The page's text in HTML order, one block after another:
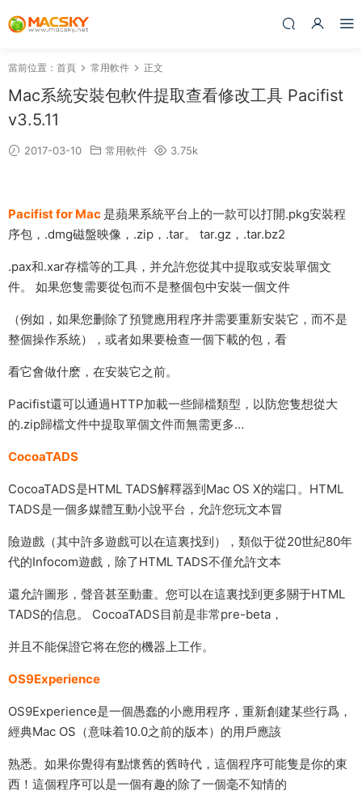
當前位置： 首頁 常用軟件 正文
Mac系統安裝包軟件提取查看修改工具 Pacifist
v3.5.11
2017-03-10 常用軟件 3.75k
Pacifist for Mac 是蘋果系統平台上的一款可以打開.pkg安裝程
序包，.dmg磁盤映像，.zip，.tar。 tar.gz，.tar.bz2
.pax和.xar存檔等的工具，并允許您從其中提取或安裝單個文
件。 如果您隻需要從包而不是整個包中安裝一個文件
（例如，如果您删除了預覽應用程序并需要重新安裝它，而不是
整個操作系統），或者如果要檢查一個下載的包，看
看它會做什麽，在安裝它之前。
Pacifist還可以通過HTTP加載一些歸檔類型，以防您隻想從大
的.zip歸檔文件中提取單個文件而無需更多…
CocoaTADS
CocoaTADS是HTML TADS解釋器到Mac OS X的端口。HTML
TADS是一個多媒體互動小說平台，允許您玩文本冒
險遊戲（其中許多遊戲可以在這裏找到），類似于從20世紀80年
代的Infocom遊戲，除了HTML TADS不僅允許文本
還允許圖形，聲音甚至動畫。您可以在這裏找到更多關于HTML
TADS的信息。 CocoaTADS目前是非常pre-beta，
并且不能保證它将在您的機器上工作。
OS9Experience
OS9Experience是一個愚蠢的小應用程序，重新創建某些行爲，
經典Mac OS（意味着10.0之前的版本）的用戶應該
熟悉。如果你覺得有點懷舊的舊時代，這個程序可能隻是你的東
西！這個程序可以是一個有趣的除了一個毫不知情的